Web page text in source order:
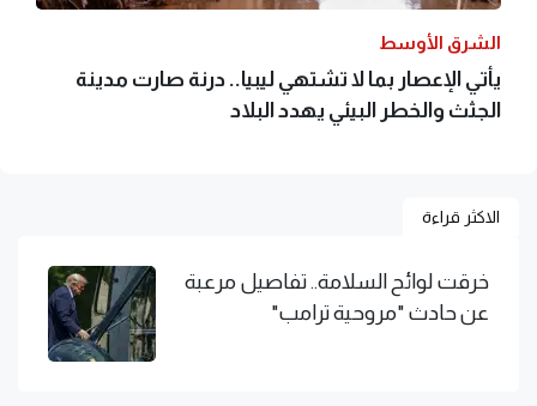
الشرق الأوسط
يأتي الإعصار بما لا تشتهي ليبيا.. درنة صارت مدينة
الجثث والخطر البيئي يهدد البلاد
الاكثر قراءة
خرقت لوائح السلامة.. تفاصيل مرعبة
عن حادث "مروحية ترامب"